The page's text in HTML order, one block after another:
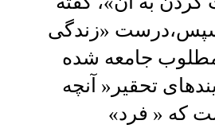
«زندگی
مطلوب جامعه شده
تحقیر« آنچه
که « فرد»